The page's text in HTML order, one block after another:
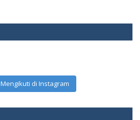
Mengikuti di Instagram